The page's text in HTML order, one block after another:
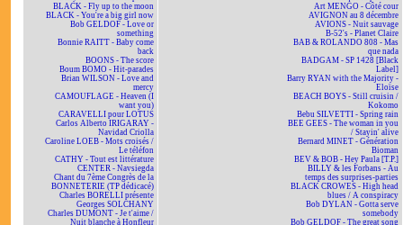
BLACK - Fly up to the moon
BLACK - You're a big girl now
Bob GELDOF - Love or
something
Bonnie RAITT - Baby come
back
BOONS - The score
Boum BOMO - Hit-parades
Brian WILSON - Love and
mercy
CAMOUFLAGE - Heaven (I
want you)
CARAVELLI pour LOTUS
Carlos Alberto IRIGARAY -
Navidad Criolla
Caroline LOEB - Mots croisés /
Le téléfon
CATHY - Tout est littérature
CENTER - Navsiegda
Chant du 7ème Congrès de la
BONNETERIE (TP dédicacé)
Charles BORELLI présente
Georges SOLCHANY
Charles DUMONT - Je t'aime /
Nuit blanche à Honfleur
Art MENGO - Côté cour
AVIGNON au 8 décembre
AVIONS - Nuit sauvage
B-52's - Planet Claire
BAB & ROLANDO 808 - Mas
que nada
BADGAM - SP 1428 [Black
Label]
Barry RYAN with the Majority -
Eloïse
BEACH BOYS - Still cruisin /
Kokomo
Bebu SILVETTI - Spring rain
BEE GEES - The woman in you
/ Stayin' alive
Bernard MINET - Génération
Bioman
BEV & BOB - Hey Paula [T.P.]
BILLY & les Forbans - Au
temps des surprises-parties
BLACK CROWES - High head
blues / A conspiracy
Bob DYLAN - Gotta serve
somebody
Bob GELDOF - The great song